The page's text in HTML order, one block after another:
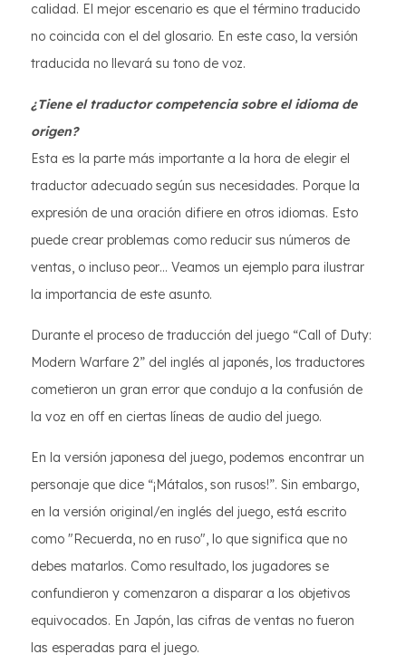
calidad. El mejor escenario es que el término traducido
no coincida con el del glosario. En este caso, la versión
traducida no llevará su tono de voz.
¿Tiene el traductor competencia sobre el idioma de
origen?
Esta es la parte más importante a la hora de elegir el
traductor adecuado según sus necesidades. Porque la
expresión de una oración difiere en otros idiomas. Esto
puede crear problemas como reducir sus números de
ventas, o incluso peor… Veamos un ejemplo para ilustrar
la importancia de este asunto.
Durante el proceso de traducción del juego “Call of Duty:
Modern Warfare 2” del inglés al japonés, los traductores
cometieron un gran error que condujo a la confusión de
la voz en off en ciertas líneas de audio del juego.
En la versión japonesa del juego, podemos encontrar un
personaje que dice “¡Mátalos, son rusos!”. Sin embargo,
en la versión original/en inglés del juego, está escrito
como "Recuerda, no en ruso", lo que significa que no
debes matarlos. Como resultado, los jugadores se
confundieron y comenzaron a disparar a los objetivos
equivocados. En Japón, las cifras de ventas no fueron
las esperadas para el juego.